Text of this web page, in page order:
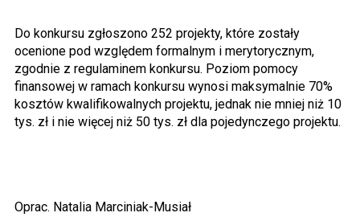
Do konkursu zgłoszono 252 projekty, które zostały
ocenione pod względem formalnym i merytorycznym,
zgodnie z regulaminem konkursu. Poziom pomocy
finansowej w ramach konkursu wynosi maksymalnie 70%
kosztów kwalifikowalnych projektu, jednak nie mniej niż 10
tys. zł i nie więcej niż 50 tys. zł dla pojedynczego projektu.
Oprac. Natalia Marciniak-Musiał